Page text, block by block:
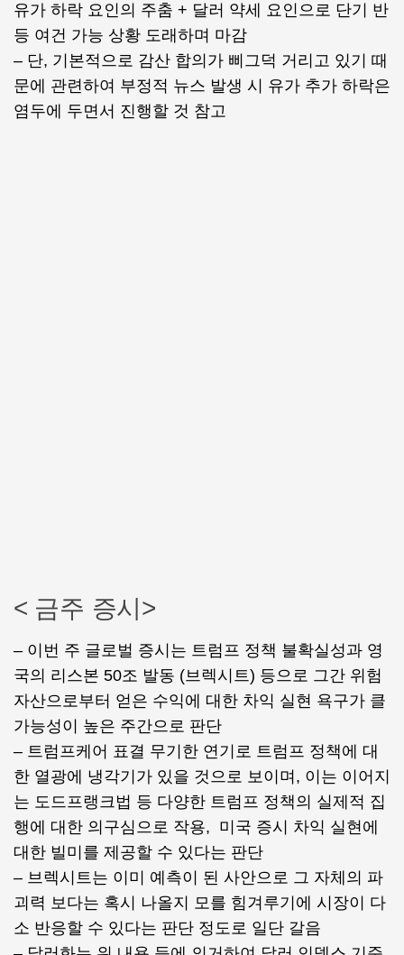
유가 하락 요인의 주춤 + 달러 약세 요인으로 단기 반
등 여건 가능 상황 도래하며 마감
– 단, 기본적으로 감산 합의가 삐그덕 거리고 있기 때
문에 관련하여 부정적 뉴스 발생 시 유가 추가 하락은
염두에 두면서 진행할 것 참고
< 금주 증시>
– 이번 주 글로벌 증시는 트럼프 정책 불확실성과 영
국의 리스본 50조 발동 (브렉시트) 등으로 그간 위험
자산으로부터 얻은 수익에 대한 차익 실현 욕구가 클
가능성이 높은 주간으로 판단
– 트럼프케어 표결 무기한 연기로 트럼프 정책에 대
한 열광에 냉각기가 있을 것으로 보이며, 이는 이어지
는 도드프랭크법 등 다양한 트럼프 정책의 실제적 집
행에 대한 의구심으로 작용, 미국 증시 차익 실현에
대한 빌미를 제공할 수 있다는 판단
– 브렉시트는 이미 예측이 된 사안으로 그 자체의 파
괴력 보다는 혹시 나올지 모를 힘겨루기에 시장이 다
소 반응할 수 있다는 판단 정도로 일단 갈음